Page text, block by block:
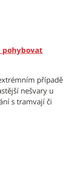
pohybovat
případě
nešvary u
s tramvají či